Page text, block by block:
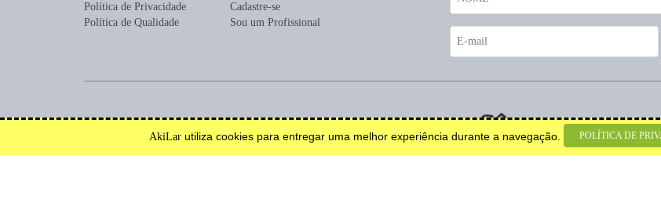
Política de Privacidade
Política de Qualidade
Cadastre-se
Sou um Profissional
Encontre profissionais para construção, reforma, mobília ou decoração.
AkiLar utiliza cookies para entregar uma melhor experiência durante a navegação. POLÍTICA DE